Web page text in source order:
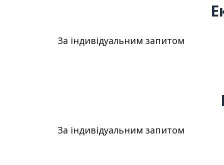
За індивідуальним запитом
За індивідуальним запитом